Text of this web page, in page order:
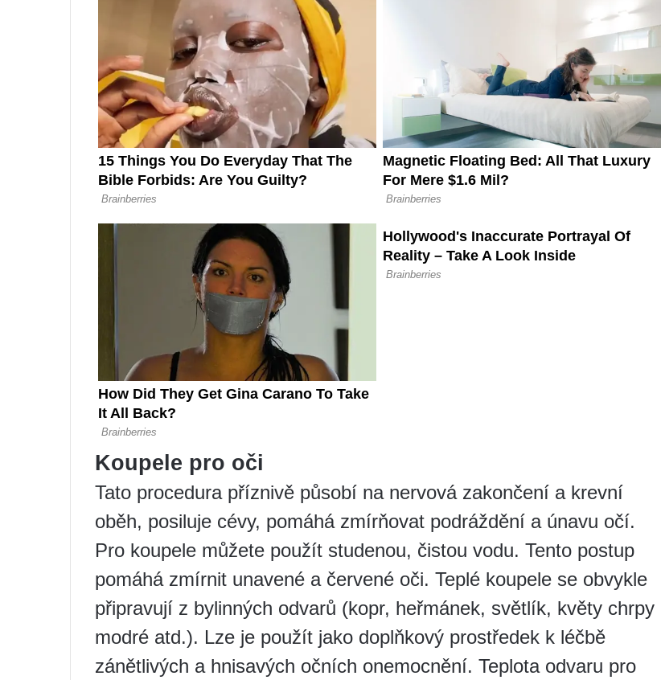
Koupele pro oči
Tato procedura příznivě působí na nervová zakončení a krevní
oběh, posiluje cévy, pomáhá zmírňovat podráždění a únavu očí.
Pro koupele můžete použít studenou, čistou vodu. Tento postup
pomáhá zmírnit unavené a červené oči. Teplé koupele se obvykle
připravují z bylinných odvarů (kopr, heřmánek, světlík, květy chrpy
modré atd.). Lze je použít jako doplňkový prostředek k léčbě
zánětlivých a hnisavých očních onemocnění. Teplota odvaru pro